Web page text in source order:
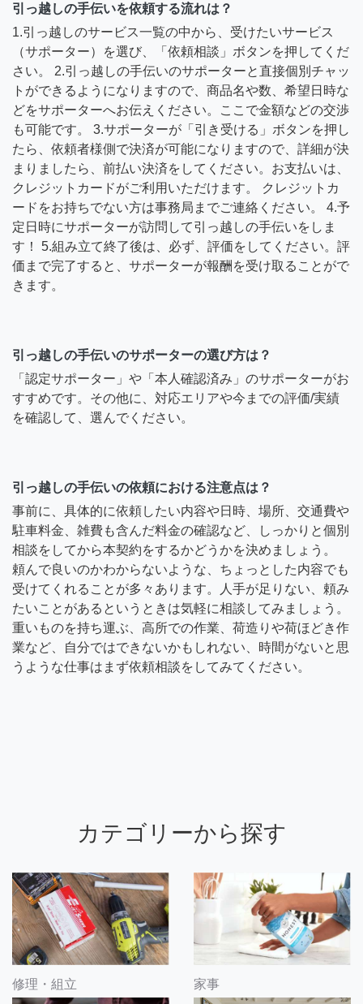
引っ越しの手伝いを依頼する流れは？
1.引っ越しのサービス一覧の中から、受けたいサービス
（サポーター）を選び、「依頼相談」ボタンを押してくだ
さい。 2.引っ越しの手伝いのサポーターと直接個別チャッ
トができるようになりますので、商品名や数、希望日時な
どをサポーターへお伝えください。ここで金額などの交渉
も可能です。 3.サポーターが「引き受ける」ボタンを押し
たら、依頼者様側で決済が可能になりますので、詳細が決
まりましたら、前払い決済をしてください。お支払いは、
クレジットカードがご利用いただけます。 クレジットカ
ードをお持ちでない方は事務局までご連絡ください。 4.予
定日時にサポーターが訪問して引っ越しの手伝いをしま
す！ 5.組み立て終了後は、必ず、評価をしてください。評
価まで完了すると、サポーターが報酬を受け取ることがで
きます。
引っ越しの手伝いのサポーターの選び方は？
「認定サポーター」や「本人確認済み」のサポーターがお
すすめです。その他に、対応エリアや今までの評価/実績
を確認して、選んでください。
引っ越しの手伝いの依頼における注意点は？
事前に、具体的に依頼したい内容や日時、場所、交通費や
駐車料金、雑費も含んだ料金の確認など、しっかりと個別
相談をしてから本契約をするかどうかを決めましょう。
頼んで良いのかわからないような、ちょっとした内容でも
受けてくれることが多々あります。人手が足りない、頼み
たいことがあるというときは気軽に相談してみましょう。
重いものを持ち運ぶ、高所での作業、荷造りや荷ほどき作
業など、自分ではできないかもしれない、時間がないと思
うような仕事はまず依頼相談をしてみてください。
カテゴリーから探す
修理・組立 家事